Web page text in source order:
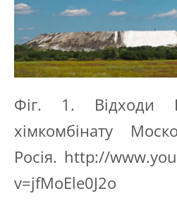
Фіг. 1. Відходи
хімкомбінату
Росія. http://
v=jfMoEle0J2o